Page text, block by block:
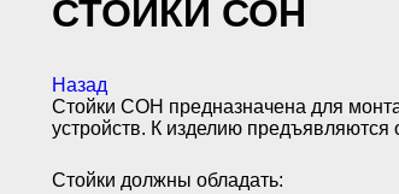
СТОЙКИ СОН
Назад
Стойки СОН предназначена для
устройств. К изделию предъявляются
Стойки должны обладать: